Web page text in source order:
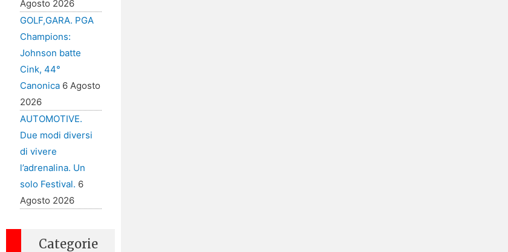
Agosto 2026
GOLF,GARA. PGA
Champions:
Johnson batte
Cink, 44°
Canonica 6 Agosto
2026
AUTOMOTIVE.
Due modi diversi
di vivere
l’adrenalina. Un
solo Festival. 6
Agosto 2026
Categorie